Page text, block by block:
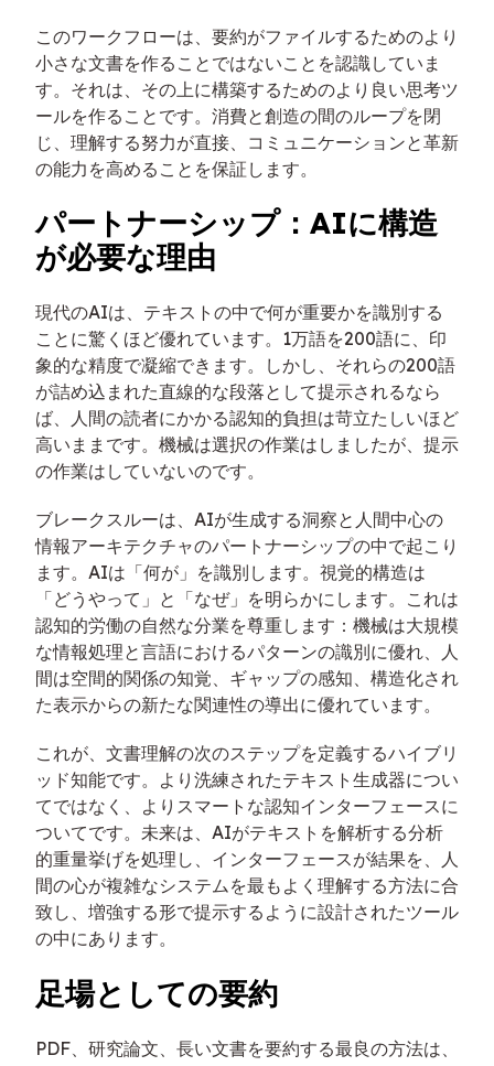
このワークフローは、要約がファイルするためのより
小さな文書を作ることではないことを認識していま
す。それは、その上に構築するためのより良い思考ツ
ールを作ることです。消費と創造の間のループを閉
じ、理解する努力が直接、コミュニケーションと革新
の能力を高めることを保証します。
パートナーシップ：AIに構造
が必要な理由
現代のAIは、テキストの中で何が重要かを識別する
ことに驚くほど優れています。1万語を200語に、印
象的な精度で凝縮できます。しかし、それらの200語
が詰め込まれた直線的な段落として提示されるなら
ば、人間の読者にかかる認知的負担は苛立たしいほど
高いままです。機械は選択の作業はしましたが、提示
の作業はしていないのです。
ブレークスルーは、AIが生成する洞察と人間中心の
情報アーキテクチャのパートナーシップの中で起こり
ます。AIは「何が」を識別します。視覚的構造は
「どうやって」と「なぜ」を明らかにします。これは
認知的労働の自然な分業を尊重します：機械は大規模
な情報処理と言語におけるパターンの識別に優れ、人
間は空間的関係の知覚、ギャップの感知、構造化され
た表示からの新たな関連性の導出に優れています。
これが、文書理解の次のステップを定義するハイブリ
ッド知能です。より洗練されたテキスト生成器につい
てではなく、よりスマートな認知インターフェースに
ついてです。未来は、AIがテキストを解析する分析
的重量挙げを処理し、インターフェースが結果を、人
間の心が複雑なシステムを最もよく理解する方法に合
致し、増強する形で提示するように設計されたツール
の中にあります。
足場としての要約
PDF、研究論文、長い文書を要約する最良の方法は、